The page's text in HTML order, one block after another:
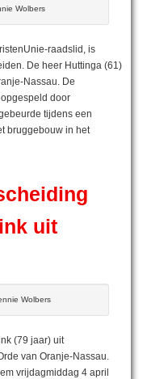
Wolbers
raadslid, is
De heer Huttinga (61)
Nassau. De
door
tijdens een
bruggebouw in het
uit
Wolbers
(79 jaar) uit
van Oranje-Nassau.
vrijdagmiddag 4 april